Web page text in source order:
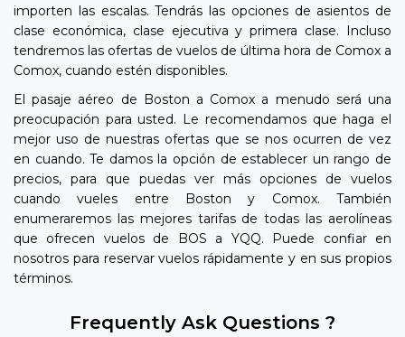
importen las escalas. Tendrás las opciones de asientos de
clase económica, clase ejecutiva y primera clase. Incluso
tendremos las ofertas de vuelos de última hora de Comox a
Comox, cuando estén disponibles.
El pasaje aéreo de Boston a Comox a menudo será una
preocupación para usted. Le recomendamos que haga el
mejor uso de nuestras ofertas que se nos ocurren de vez
en cuando. Te damos la opción de establecer un rango de
precios, para que puedas ver más opciones de vuelos
cuando vueles entre Boston y Comox. También
enumeraremos las mejores tarifas de todas las aerolíneas
que ofrecen vuelos de BOS a YQQ. Puede confiar en
nosotros para reservar vuelos rápidamente y en sus propios
términos.
Frequently Ask Questions ?